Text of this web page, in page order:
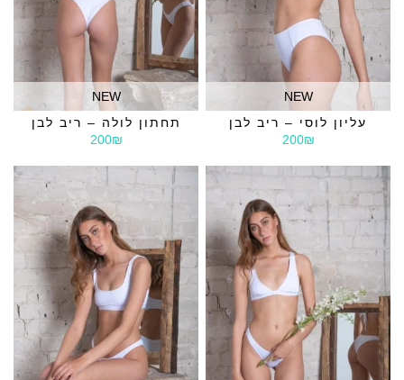
NEW
עליון לוסי – ריב לבן
200₪
NEW
תחתון לולה – ריב לבן
200₪